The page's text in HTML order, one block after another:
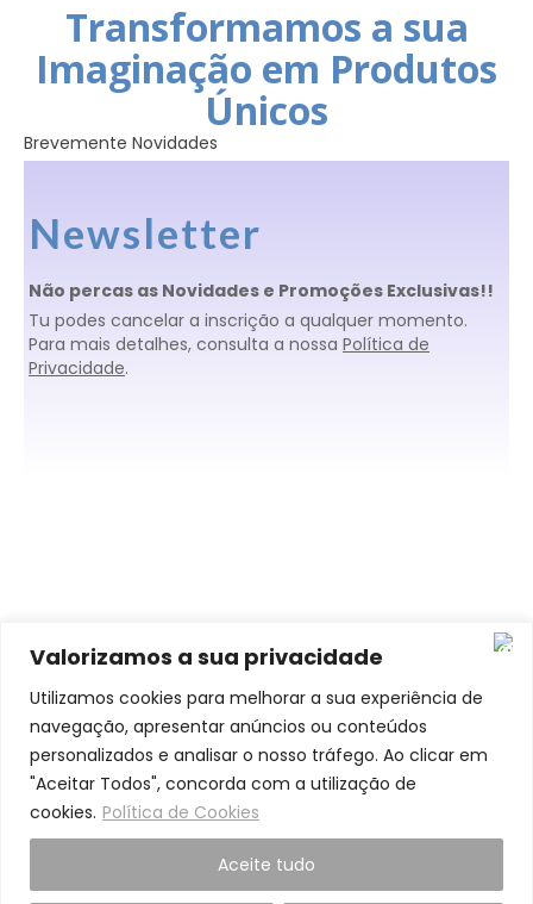
Valorizamos a sua privacidade
Utilizamos cookies para melhorar a sua experiência de
navegação, apresentar anúncios ou conteúdos
personalizados e analisar o nosso tráfego. Ao clicar em
"Aceitar Todos", concorda com a utilização de
cookies. Política de Cookies
Aceite tudo
Transformamos a sua
Imaginação em Produtos
Únicos
Brevemente Novidades
Newsletter
Não percas as Novidades e Promoções Exclusivas!!
Tu podes cancelar a inscrição a qualquer momento.
Para mais detalhes, consulta a nossa Política de
Privacidade.
O que Dizem de Nós